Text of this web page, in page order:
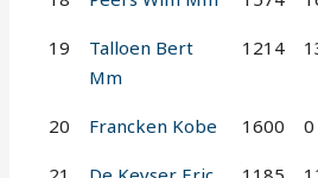
19
Talloen Bert
Mm
1214
20 Francken Kobe 1600 0